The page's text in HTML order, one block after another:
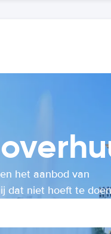
het aanbod van
dat niet hoeft te